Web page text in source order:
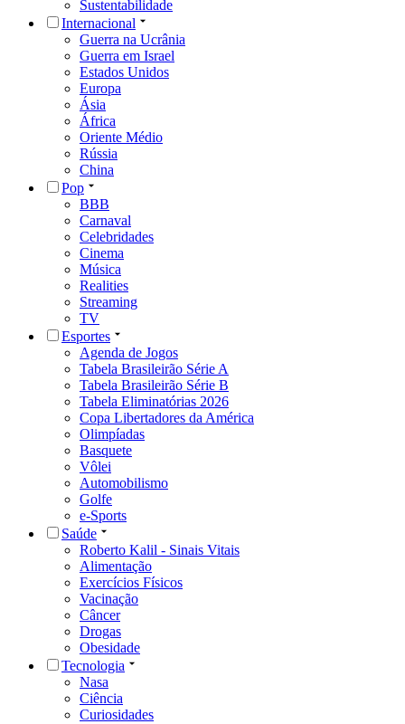
Sustentabilidade
Internacional
Guerra na Ucrânia
Guerra em Israel
Estados Unidos
Europa
Ásia
África
Oriente Médio
Rússia
China
Pop
BBB
Carnaval
Celebridades
Cinema
Música
Realities
Streaming
TV
Esportes
Agenda de Jogos
Tabela Brasileirão Série A
Tabela Brasileirão Série B
Tabela Eliminatórias 2026
Copa Libertadores da América
Olimpíadas
Basquete
Vôlei
Automobilismo
Golfe
e-Sports
Saúde
Roberto Kalil - Sinais Vitais
Alimentação
Exercícios Físicos
Vacinação
Câncer
Drogas
Obesidade
Tecnologia
Nasa
Ciência
Curiosidades